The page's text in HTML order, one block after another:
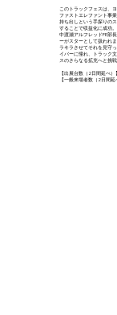
このトラックフェスは、
ファストエレファント事
持ち出しという手探りの
することで収益化に成功
中渡瀬アルフレッドFE部
ーがスターとして扱われ
ラキラさせてそれを見守
イバーに憧れ、トラック
スのさらなる拡充へと挑戦
【出展台数（2日間延べ
【一般来場者数（2日間